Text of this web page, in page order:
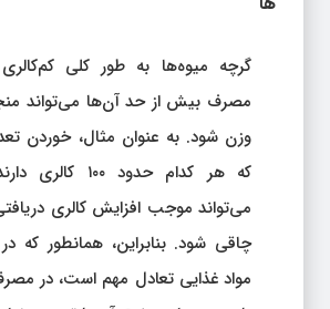
گرچه میوه‌ها به طور کلی
مصرف بیش از حد آن‌ها می‌تواند
وزن شود. به عنوان مثال، خوردن
که هر کدام حدود
می‌تواند موجب افزایش کالری
چاقی شود. بنابراین، همانطور که
مواد غذایی تعادل مهم است، در